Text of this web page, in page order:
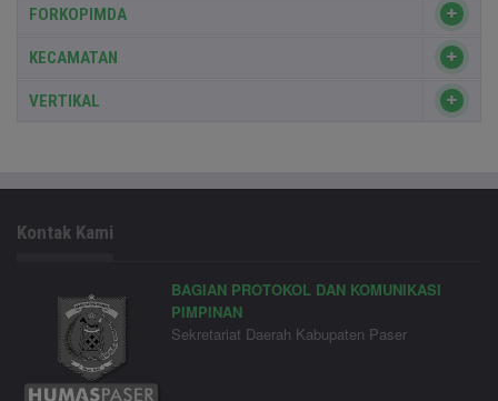
FORKOPIMDA
KECAMATAN
VERTIKAL
Kontak Kami
BAGIAN PROTOKOL DAN KOMUNIKASI
PIMPINAN
Sekretariat Daerah Kabupaten Paser